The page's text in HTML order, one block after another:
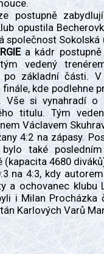
postupně
opustila
společnost Sokolská
a kádr postupně
vedený
základní části. V
kde podlehne
Vše si vynahradí o
titulu. Tým
Václavem
4:2 na zápasy.
také
(kapacita 4680
na 4:3, kdy
a ochovanec klubu
i Milan Procházka
Karlových Varů